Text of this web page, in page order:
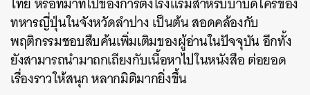
ทหารญี่ปุ่นในจังหวัดลำปาง เป็นต้น สอดคล้องกับ
พฤติกรรมชอบสืบค้นเพิ่มเติมของผู้อ่านในปัจจุบัน อีกทั้ง
ยังสามารถนำมาถกเถียงกับเนื้อหาไปในหนังสือ ต่อยอด
เรื่องราวให้สนุก หลากมิติมากยิ่งขึ้น